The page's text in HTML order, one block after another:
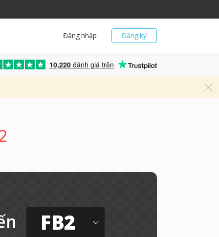
Đăng ký
Đăng nhập
10,220 đánh giá trên
FB2